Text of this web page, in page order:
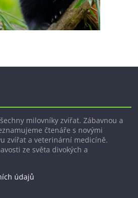
milovníky zvířat. Zábavnou a
čtenáře s novými
zvířat a veterinární medicíně.
ze světa divokých a
údajů